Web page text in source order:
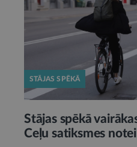
STĀJAS SPĒKĀ
Stājas spēkā
Ceļu satiksmes